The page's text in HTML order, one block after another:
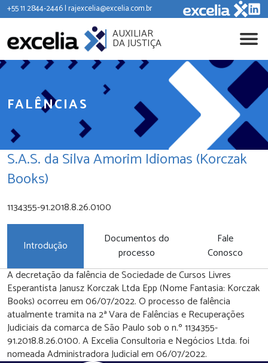
+55 11 2844-2446 | rajexcelia@excelia.com.br
AUXILIAR
DA JUSTIÇA
FALÊNCIAS
S.A.S. da Silva Amorim Idiomas (Korczak
Books)
1134355-91.2018.8.26.0100
Introdução
Documentos do
processo
Fale
Conosco
A decretação da falência de Sociedade de Cursos Livres
Esperantista Janusz Korczak Ltda Epp (Nome Fantasia: Korczak
Books) ocorreu em 06/07/2022. O processo de falência
atualmente tramita na 2ª Vara de Falências e Recuperações
Judiciais da comarca de São Paulo sob o n.º 1134355-
91.2018.8.26.0100. A Excelia Consultoria e Negócios Ltda. foi
nomeada Administradora Judicial em 06/07/2022.